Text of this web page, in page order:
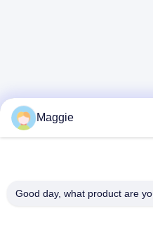
Maggie
Good day, what product are